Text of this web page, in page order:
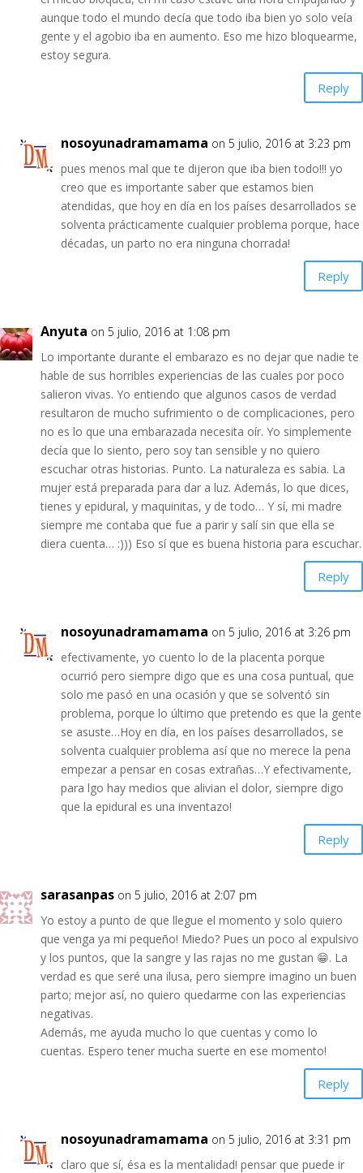
aunque todo el mundo decía que todo iba bien yo solo veía
gente y el agobio iba en aumento. Eso me hizo bloquearme,
estoy segura.
Reply
nosoyunadramamama on 5 julio, 2016 at 3:23 pm
pues menos mal que te dijeron que iba bien todo!!! yo
creo que es importante saber que estamos bien
atendidas, que hoy en día en los países desarrollados se
solventa prácticamente cualquier problema porque, hace
décadas, un parto no era ninguna chorrada!
Reply
Anyuta on 5 julio, 2016 at 1:08 pm
Lo importante durante el embarazo es no dejar que nadie te
hable de sus horribles experiencias de las cuales por poco
salieron vivas. Yo entiendo que algunos casos de verdad
resultaron de mucho sufrimiento o de complicaciones, pero
no es lo que una embarazada necesita oír. Yo simplemente
decía que lo siento, pero soy tan sensible y no quiero
escuchar otras historias. Punto. La naturaleza es sabia. La
mujer está preparada para dar a luz. Además, lo que dices,
tienes y epidural, y maquinitas, y de todo… Y sí, mi madre
siempre me contaba que fue a parir y salí sin que ella se
diera cuenta… :))) Eso sí que es buena historia para escuchar.
Reply
nosoyunadramamama on 5 julio, 2016 at 3:26 pm
efectivamente, yo cuento lo de la placenta porque
ocurrió pero siempre digo que es una cosa puntual, que
solo me pasó en una ocasión y que se solventó sin
problema, porque lo último que pretendo es que la gente
se asuste…Hoy en día, en los países desarrollados, se
solventa cualquier problema así que no merece la pena
empezar a pensar en cosas extrañas…Y efectivamente,
para lgo hay medios que alivian el dolor, siempre digo
que la epidural es una inventazo!
Reply
sarasanpas on 5 julio, 2016 at 2:07 pm
Yo estoy a punto de que llegue el momento y solo quiero
que venga ya mi pequeño! Miedo? Pues un poco al expulsivo
y los puntos, que la sangre y las rajas no me gustan 😁. La
verdad es que seré una ilusa, pero siempre imagino un buen
parto; mejor así, no quiero quedarme con las experiencias
negativas.
Además, me ayuda mucho lo que cuentas y como lo
cuentas. Espero tener mucha suerte en ese momento!
Reply
nosoyunadramamama on 5 julio, 2016 at 3:31 pm
claro que sí, ésa es la mentalidad! pensar que puede ir